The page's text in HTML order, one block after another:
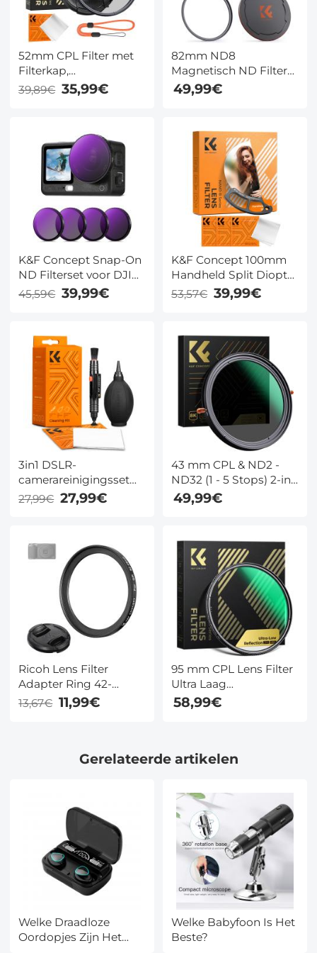
52mm CPL Filter met
Filterkap,
Reinigingsdoekje,
Optisch Glas, Ultrafijn
Meerlaagse Coatings -
Nano Xcel Serie
39,89€ 35,99€
82mm ND8
Magnetisch ND Filter
3-in-1 Magnetic Lens
Filter Neutrale
+ Dop Nano Xcel Serie
49,99€
K&F Concept Snap-On
ND Filterset voor DJI
Osmo Action 6 4-
45,59€ 39,99€
K&F Concept 100mm
Handheld Split Diopter
Filter, Optisch Glas
53,57€ 39,99€
3in1 DSLR-
camerareinigingsset
(lensstofblazer +
reinigingspen +
27,99€ 27,99€
43 mm CPL & ND2 -
ND32 (1 - 5 Stops) 2-in-
1 Variabel ND Filter
Multifunctioneel
Circulair
Polarisatiefilter Nano
Xcel Serie
49,99€
Ricoh Lens Filter
Adapter Ring 42-
49mm, Met Kf 49mm
Lensdop *1, Geschikt
13,67€ 11,99€
95 mm CPL Lens Filter
Ultra Laag
Reflectievermogen HD
Circulair
Nano Xcel Serie
58,99€
Gerelateerde artikelen
Welke Draadloze
Oordopjes Zijn Het
Welke Babyfoon Is Het
Beste?